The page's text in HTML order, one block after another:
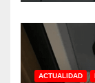
ACTUALIDAD